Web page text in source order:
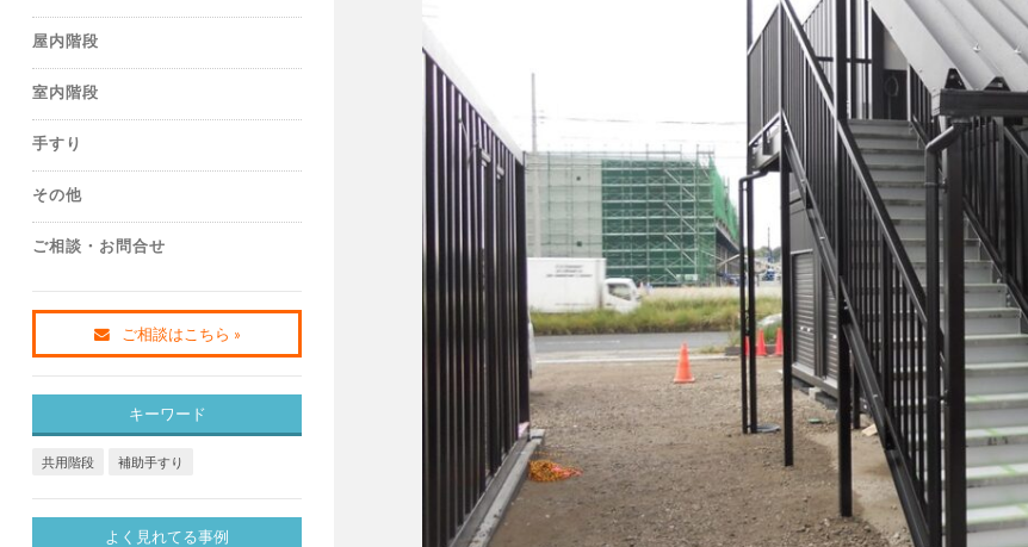
屋内階段
室内階段
手すり
その他
ご相談・お問合せ
ご相談はこちら »
キーワード
共用階段 補助手すり
よく見れてる事例